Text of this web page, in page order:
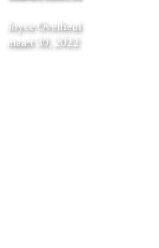
Joyce Overheul
maart 30, 2022